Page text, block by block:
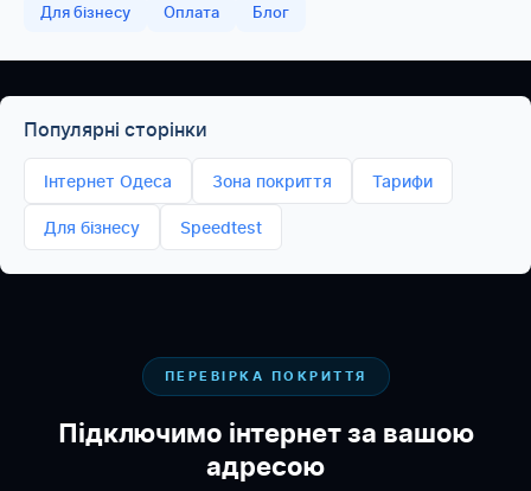
Для бізнесу Оплата Блог
Популярні сторінки
Інтернет Одеса Зона покриття Тарифи
Для бізнесу Speedtest
ПЕРЕВІРКА ПОКРИТТЯ
Підключимо інтернет за вашою
адресою